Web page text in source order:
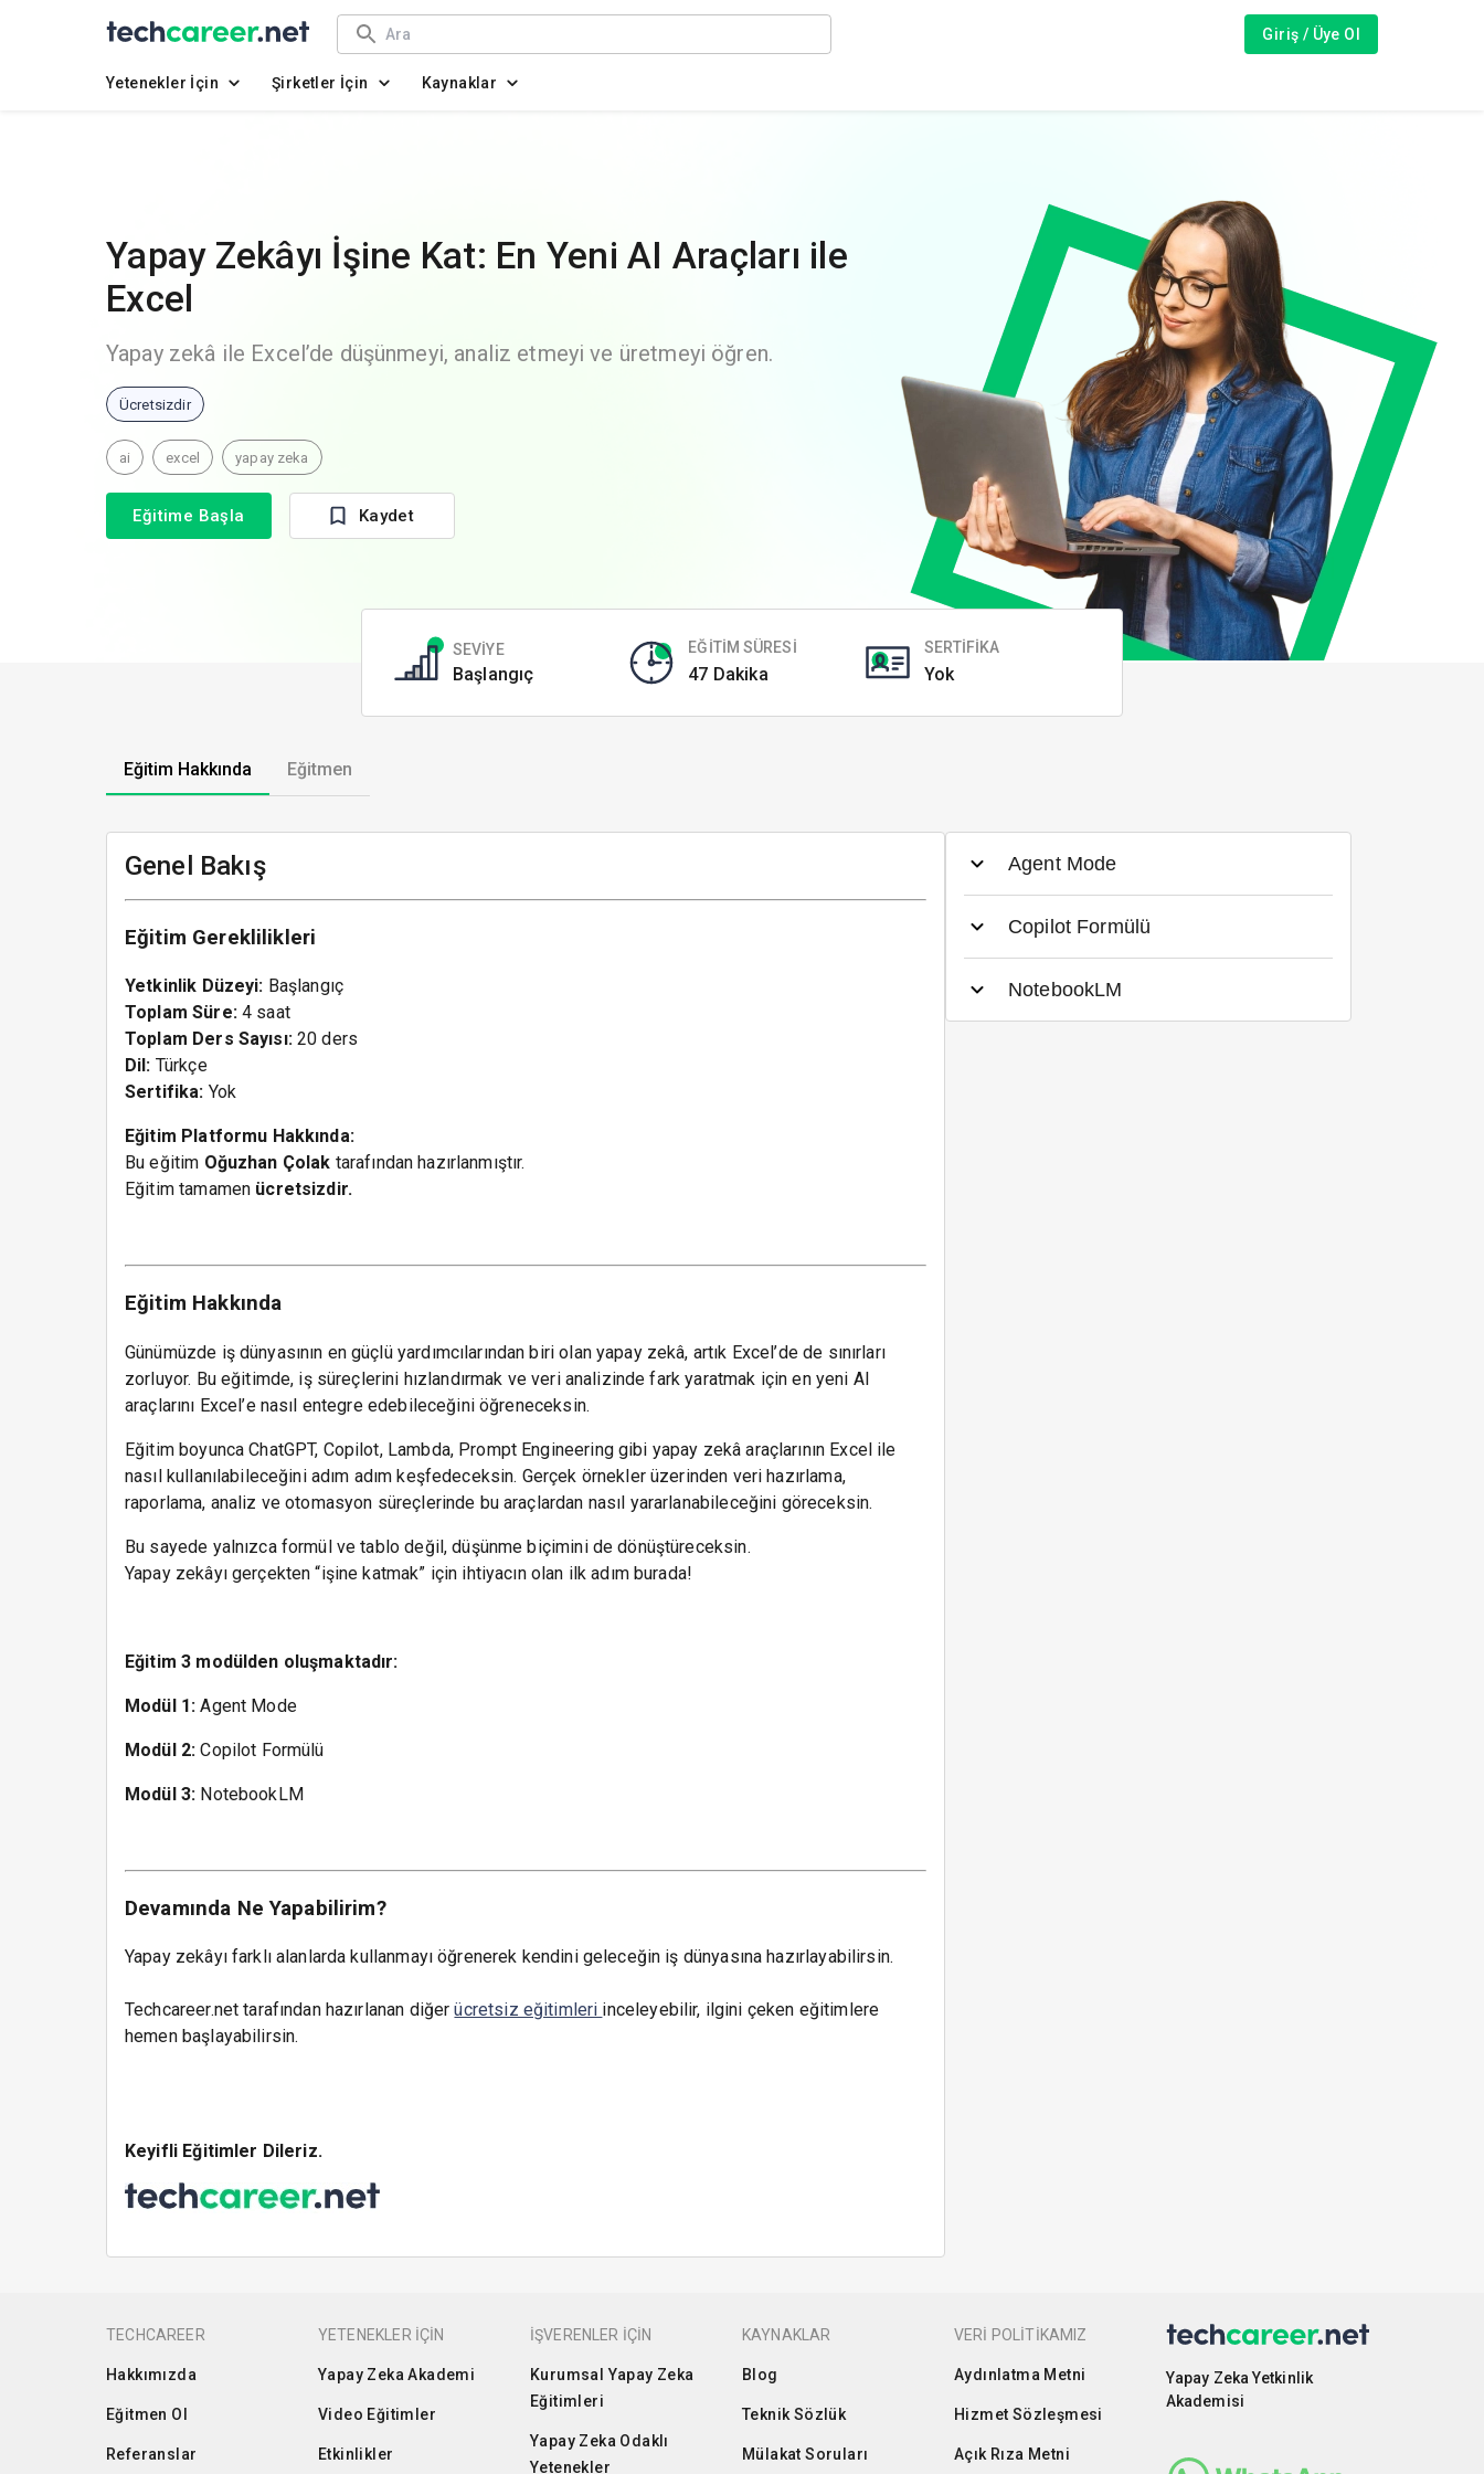
Giriş / Üye Ol
Yetenekler İçin Şirketler İçin Kaynaklar
Yapay Zekâyı İşine Kat: En Yeni AI Araçları ile
Excel
Yapay zekâ ile Excel’de düşünmeyi, analiz etmeyi ve üretmeyi öğren.
Ücretsizdir
ai excel yapay zeka
Eğitime Başla Kaydet
SEVİYE
Başlangıç
EĞİTİM SÜRESİ
47 Dakika
SERTİFİKA
Yok
Eğitim Hakkında Eğitmen
Genel Bakış
Eğitim Gereklilikleri
Yetkinlik Düzeyi: Başlangıç
Toplam Süre:4 saat
Toplam Ders Sayısı:20 ders
Dil: Türkçe
Sertifika: Yok
Eğitim Platformu Hakkında:
Bu eğitim Oğuzhan Çolak tarafından hazırlanmıştır.
Eğitim tamamen ücretsizdir.
Eğitim Hakkında
Günümüzde iş dünyasının en güçlü yardımcılarından biri olan yapay zekâ, artık Excel’de de sınırları
zorluyor. Bu eğitimde, iş süreçlerini hızlandırmak ve veri analizinde fark yaratmak için en yeni AI
araçlarını Excel’e nasıl entegre edebileceğini öğreneceksin.
Eğitim boyunca ChatGPT, Copilot, Lambda, Prompt Engineering gibi yapay zekâ araçlarının Excel ile
nasıl kullanılabileceğini adım adım keşfedeceksin. Gerçek örnekler üzerinden veri hazırlama,
raporlama, analiz ve otomasyon süreçlerinde bu araçlardan nasıl yararlanabileceğini göreceksin.
Bu sayede yalnızca formül ve tablo değil, düşünme biçimini de dönüştüreceksin.
Yapay zekâyı gerçekten “işine katmak” için ihtiyacın olan ilk adım burada!
Eğitim 3 modülden oluşmaktadır:
Modül 1:Agent Mode
Modül 2:Copilot Formülü
Modül 3: NotebookLM
Devamında Ne Yapabilirim?
Yapay zekâyı farklı alanlarda kullanmayı öğrenerek kendini geleceğin iş dünyasına hazırlayabilirsin.
Techcareer.net tarafından hazırlanan diğerücretsiz eğitimleri inceleyebilir, ilgini çeken eğitimlere
hemen başlayabilirsin.
Keyifli Eğitimler Dileriz.
Agent Mode
Copilot Formülü
NotebookLM
TECHCAREER
Hakkımızda
Eğitmen Ol
Referanslar
YETENEKLER İÇİN
Yapay Zeka Akademi
Video Eğitimler
Etkinlikler
İŞVERENLER İÇİN
Kurumsal Yapay Zeka
Eğitimleri
Yapay Zeka Odaklı
Yetenekler
KAYNAKLAR
Blog
Teknik Sözlük
Mülakat Soruları
VERİ POLİTİKAMIZ
Aydınlatma Metni
Hizmet Sözleşmesi
Açık Rıza Metni
Yapay Zeka Yetkinlik
Akademisi